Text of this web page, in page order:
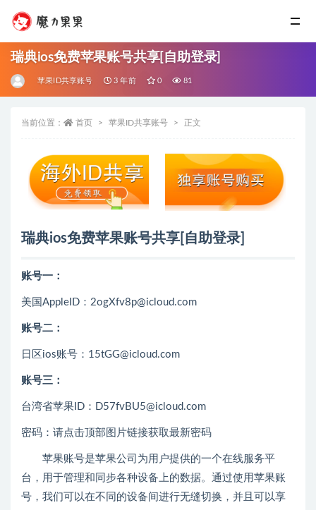
瑞典ios免费苹果账号共享[自助登录]
苹果ID共享账号 3 年前 0 81
当前位置： 首页 苹果ID共享账号 正文
瑞典ios免费苹果账号共享[自助登录]
账号一：
美国AppleID：2ogXfv8p@icloud.com
账号二：
日区ios账号：15tGG@icloud.com
账号三：
台湾省苹果ID：D57fvBU5@icloud.com
密码：请点击顶部图片链接获取最新密码
苹果账号是苹果公司为用户提供的一个在线服务平
台，用于管理和同步各种设备上的数据。通过使用苹果账
号，我们可以在不同的设备间进行无缝切换，并且可以享